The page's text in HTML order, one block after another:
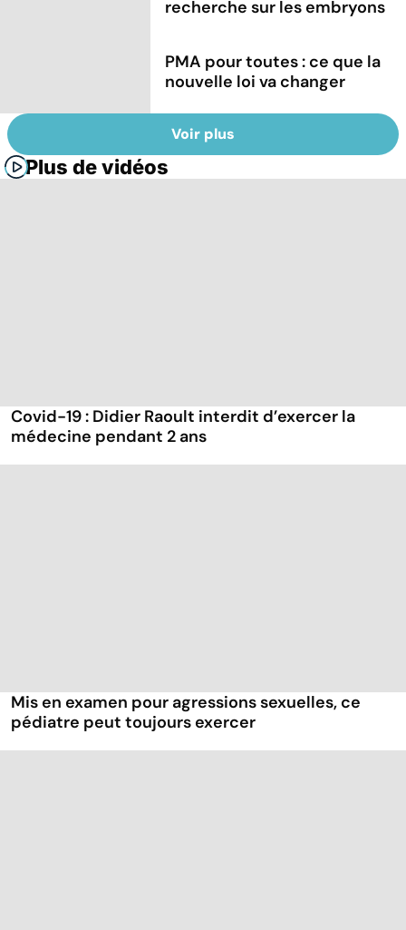
recherche sur les embryons
PMA pour toutes : ce que la
nouvelle loi va changer
Voir plus
Plus de vidéos
Covid-19 : Didier Raoult interdit d’exercer la
médecine pendant 2 ans
Mis en examen pour agressions sexuelles, ce
pédiatre peut toujours exercer